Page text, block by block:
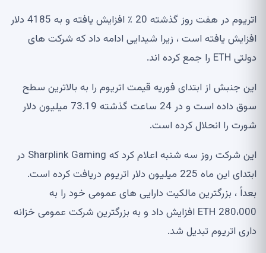
اتریوم در هفت روز گذشته 20 ٪ افزایش یافته و به 4185 دلار
افزایش یافته است ، زیرا شیدایی ادامه داد که شرکت های
دولتی ETH را جمع کرده اند.
این جنبش از ابتدای فوریه قیمت اتریوم را به بالاترین سطح
سوق داده است و در 24 ساعت گذشته 73.19 میلیون دلار
شورت را انحلال کرده است.
این شرکت روز سه شنبه اعلام کرد که Sharplink Gaming در
ابتدای این ماه 225 میلیون دلار اتریوم دریافت کرده است.
بعداً ، بزرگترین مالکیت دارایی های عمومی خود را به
280،000 ETH افزایش داد و به بزرگترین شرکت عمومی خزانه
داری اتریوم تبدیل شد.